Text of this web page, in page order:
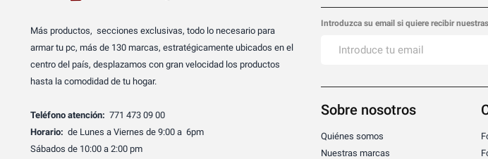
Más productos, secciones exclusivas, todo lo necesario para
armar tu pc, más de 130 marcas, estratégicamente ubicados en el
centro del país, desplazamos con gran velocidad los productos
hasta la comodidad de tu hogar.
Teléfono atención: 771 473 09 00
Horario: de Lunes a Viernes de 9:00 a 6pm
Sábados de 10:00 a 2:00 pm
Introduzca su email si quiere recibir
Sobre nosotros
Quiénes somos
Nuestras marcas